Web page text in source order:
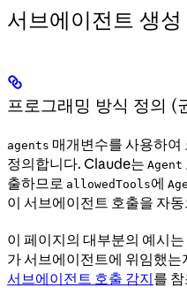
서브에이전트 생성
프로그래밍 방식 정의 (
agents 매개변수를 사용하여
정의합니다. Claude는 Agent
출하므로 allowedTools에
이 서브에이전트 호출을 자
이 페이지의 대부분의 예시
가 서브에이전트에 위임했
서브에이전트 호출 감지를